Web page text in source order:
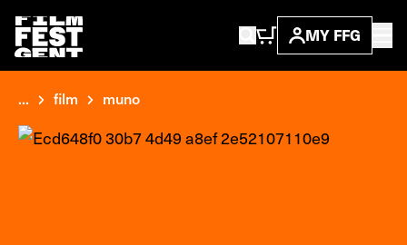
MY FFG
... film muno